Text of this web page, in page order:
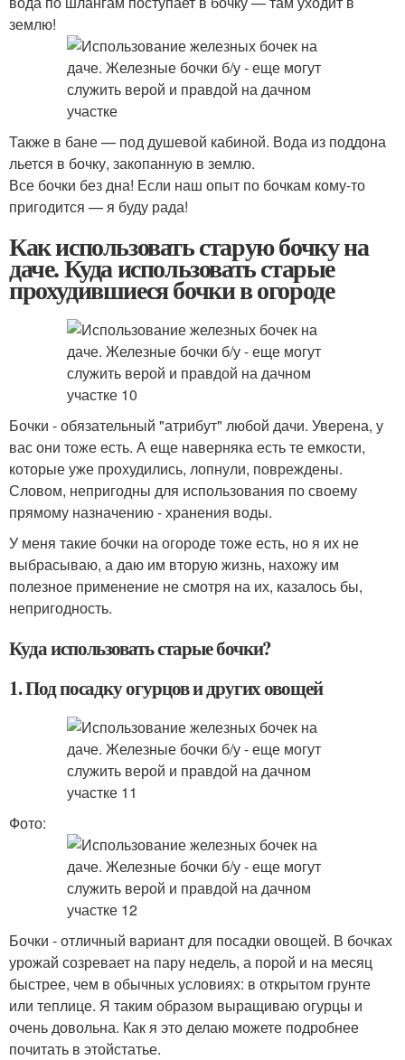
землю!
Также в бане — под душевой кабиной. Вода из поддона
льется в бочку, закопанную в землю.
Все бочки без дна! Если наш опыт по бочкам кому-то
пригодится — я буду рада!
Как использовать старую бочку на
даче. Куда использовать старые
прохудившиеся бочки в огороде
Бочки - обязательный "атрибут" любой дачи. Уверена, у
вас они тоже есть. А еще наверняка есть те емкости,
которые уже прохудились, лопнули, повреждены.
Словом, непригодны для использования по своему
прямому назначению - хранения воды.
У меня такие бочки на огороде тоже есть, но я их не
выбрасываю, а даю им вторую жизнь, нахожу им
полезное применение не смотря на их, казалось бы,
непригодность.
Куда использовать старые бочки?
1. Под посадку огурцов и других овощей
Фото:
Бочки - отличный вариант для посадки овощей. В бочках
урожай созревает на пару недель, а порой и на месяц
быстрее, чем в обычных условиях: в открытом грунте
или теплице. Я таким образом выращиваю огурцы и
очень довольна. Как я это делаю можете подробнее
почитать в этойстатье.